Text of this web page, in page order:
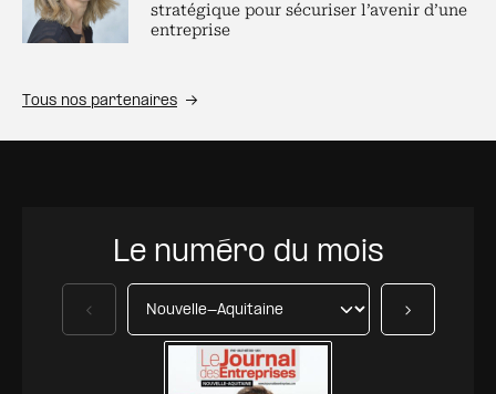
stratégique pour sécuriser l’avenir d’une
entreprise
Tous nos partenaires
Le numéro du mois
Précédent Suivant